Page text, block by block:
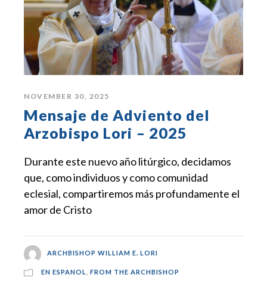
NOVEMBER 30, 2025
Mensaje de Adviento del
Arzobispo Lori – 2025
Durante este nuevo año litúrgico, decidamos
que, como individuos y como comunidad
eclesial, compartiremos más profundamente el
amor de Cristo
ARCHBISHOP WILLIAM E. LORI
EN ESPANOL FROM THE ARCHBISHOP